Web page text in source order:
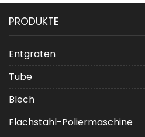
PRODUKTE
Entgraten
Tube
Blech
Flachstahl-Poliermaschine